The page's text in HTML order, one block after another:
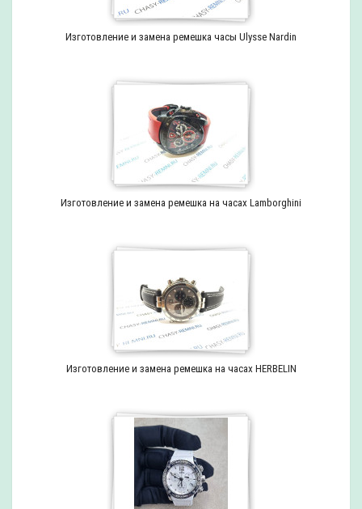
Изготовление и замена ремешка часы Ulysse Nardin
Изготовление и замена ремешка на часах Lamborghini
Изготовление и замена ремешка на часах HERBELIN